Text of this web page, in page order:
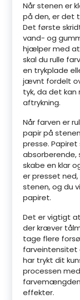
Når stenen er
på den, er det
Det første
vand- og
hjælper med at
skal du rulle
en trykplade
jævnt fordelt
tyk, da det kan
aftrykning.
Når farven er
papir på
presse.
absorberende,
skabe en klar
er presset
stenen, og du
papiret.
Det er vigtigt
der kræver
tage flere
farveintensitet
har trykt dit
processen
effekter.